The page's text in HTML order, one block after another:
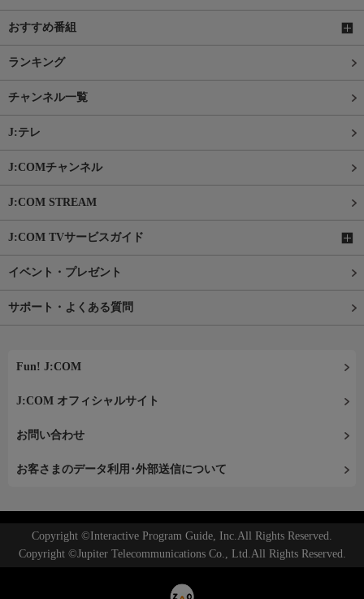
おすすめ番組
ランキング
チャンネル一覧
J:テレ
J:COMチャンネル
J:COM STREAM
J:COM TVサービスガイド
イベント・プレゼント
サポート・よくある質問
Fun! J:COM
J:COM オフィシャルサイト
お問い合わせ
お客さまのデータ利用･外部送信について
Copyright ©Interactive Program Guide, Inc.All Rights Reserved.
Copyright ©Jupiter Telecommunications Co., Ltd.All Rights Reserved.